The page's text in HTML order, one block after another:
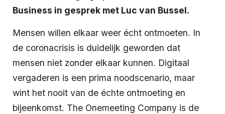
Business in gesprek met Luc van Bussel.
Mensen willen elkaar weer écht ontmoeten. In
de coronacrisis is duidelijk geworden dat
mensen niet zonder elkaar kunnen. Digitaal
vergaderen is een prima noodscenario, maar
wint het nooit van de échte ontmoeting en
bijeenkomst. The Onemeeting Company is de